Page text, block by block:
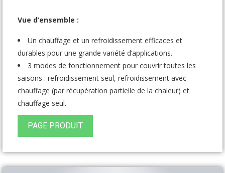
Vue d’ensemble :
Un chauffage et un refroidissement efficaces et
durables pour une grande variété d’applications.
3 modes de fonctionnement pour couvrir toutes les
saisons : refroidissement seul, refroidissement avec
chauffage (par récupération partielle de la chaleur) et
chauffage seul.
Les meilleurs rendements EER 3,6 et SEER 5,54 de
l’industrie dans la catégorie des pompes à chaleur
PAGE PRODUIT